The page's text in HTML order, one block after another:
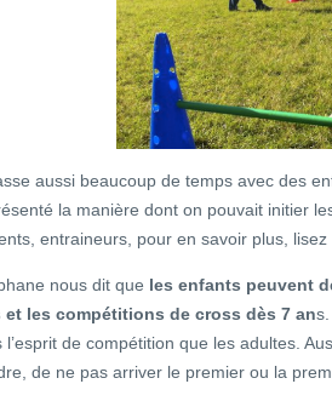
aussi beaucoup de temps avec des
la manière dont on pouvait initier
entraineurs, pour en savoir plus, lisez
nous dit que les enfants peuvent
et les compétitions de cross dès 7 an
l’esprit de compétition que les adultes.
de ne pas arriver le premier ou la